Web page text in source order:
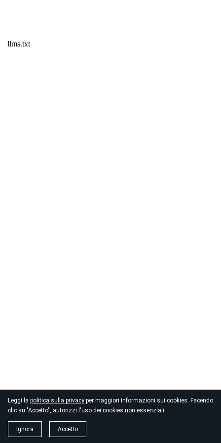
Leggi la politica sulla privacy per maggiori informazioni sui cookies. Facendo
clic su "Accetto", autorizzi l'uso dei cookies non essenziali.
Ignora Accetto
llms.txt